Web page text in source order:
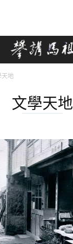
天地
文學天地